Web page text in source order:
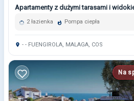
Apartamenty z dużymi tarasami i
2 łazienka Pompa ciepła
- - FUENGIROLA, MALAGA, COS
Na